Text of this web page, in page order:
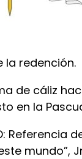
la redención.
de cáliz
en la
Referencia
mundo”,